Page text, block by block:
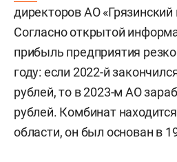
директоров АО
Согласно открытой
прибыль предприятия
году: если 2022-й
рублей, то в 2023-м АО
рублей. Комбинат
области, он был основан в